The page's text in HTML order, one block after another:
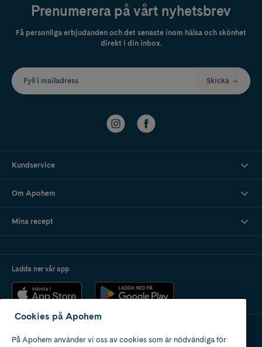
Prenumerera på vårt nyhetsbrev
Få personliga erbjudanden och det senaste inom hälsa och skönhet
direkt i din inbox.
Fyll i mailadress Skicka
Kundservice
Om Apohem
Mina recept
Ladda ner vår app
Apotek med tillstånd
Cookies på Apohem
På Apohem använder vi oss av cookies som är nödvändiga för